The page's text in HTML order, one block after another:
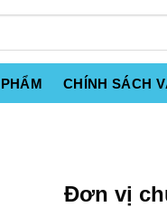
CHÍNH SÁCH
Đơn vị